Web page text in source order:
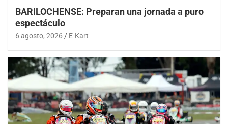
BARILOCHENSE: Preparan una jornada a puro
espectáculo
6 agosto, 2026 E-Kart